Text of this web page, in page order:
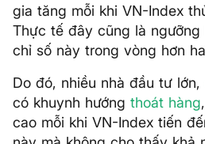
gia tăng mỗi khi VN-Index
Thực tế đây cũng là ngưỡng
chỉ số này trong vòng hơn
Do đó, nhiều nhà đầu tư lớn,
có khuynh hướng thoát hàng
cao mỗi khi VN-Index tiến